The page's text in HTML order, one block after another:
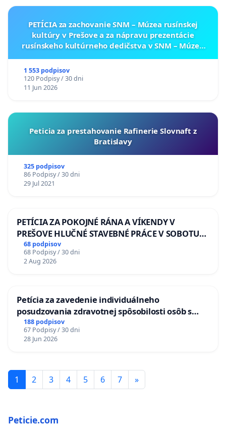
PETÍCIA za zachovanie SNM – Múzea rusínskej
kultúry v Prešove a za nápravu prezentácie
rusínskeho kultúrneho dedičstva v SNM – Múzeu
1 553 podpisov
120 Podpisy / 30 dni
11 Jun 2026
Peticia za prestahovanie Rafinerie Slovnaft z
Bratislavy
325 podpisov
86 Podpisy / 30 dni
29 Jul 2021
PETÍCIA ZA POKOJNÉ RÁNA A VÍKENDY V
PREŠOVE HLUČNÉ STAVEBNÉ PRÁCE V SOBOTU
LEN OD 9.00 DO 13.00 HOD., CEZ PRACOVNÝ
TÝŽDEŇ CIEĽ 8.00 – 18.00 HOD. A PRAVIDELNÁ
KONTROLA STAVBY C-AREA NA
68 podpisov
68 Podpisy / 30 dni
2 Aug 2026
Petícia za zavedenie individuálneho
posudzovania zdravotnej spôsobilosti osôb s
diabetom 1. a 2. typu pri prijímaní do
Policajného zboru SR
188 podpisov
67 Podpisy / 30 dni
28 Jun 2026
1 2 3 4 5 6 7 »
Peticie.com